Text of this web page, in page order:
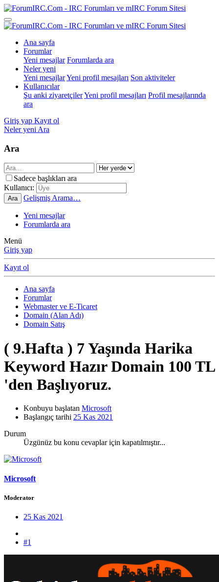
Ana sayfa
Forumlar
Yeni mesajlar Forumlarda ara
Neler yeni
Yeni mesajlarYeni profil mesajları Son aktiviteler
Kullanıcılar
Şu anki ziyaretçilerYeni profil mesajları Profil mesajlarında
ara
Giriş yap Kayıt ol
Neler yeni Ara
Ara
Sadece başlıkları ara
Kullanıcı:
Ara Gelişmiş Arama…
Yeni mesajlar
Forumlarda ara
Menü
Giriş yap
Kayıt ol
Ana sayfa
Forumlar
Webmaster ve E-Ticaret
Domain (Alan Adı)
Domain Satış
( 9.Hafta ) 7 Yaşında Harika
Keyword Hazır Domain 100 TL
'den Başlıyoruz.
Konbuyu başlatan Microsoft
Başlangıç tarihi 25 Kas 2021
Durum
Üzgünüz bu konu cevaplar için kapatılmıştır...
Microsoft
Moderator
25 Kas 2021
#1